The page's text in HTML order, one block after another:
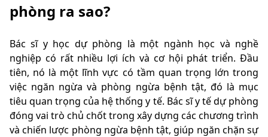
phòng ra sao?
Bác sĩ y học dự phòng là một ngành học và nghề
nghiệp có rất nhiều lợi ích và cơ hội phát triển. Đầu
tiên, nó là một lĩnh vực có tầm quan trọng lớn trong
việc ngăn ngừa và phòng ngừa bệnh tật, đó là mục
tiêu quan trọng của hệ thống y tế. Bác sĩ y tế dự phòng
đóng vai trò chủ chốt trong xây dựng các chương trình
và chiến lược phòng ngừa bệnh tật, giúp ngăn chặn sự